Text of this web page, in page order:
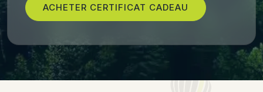
ACHETER CERTIFICAT CADEAU